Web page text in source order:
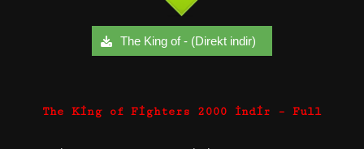
The King of - (Direkt indir)
The King of Fighters 2000 İndir – Full